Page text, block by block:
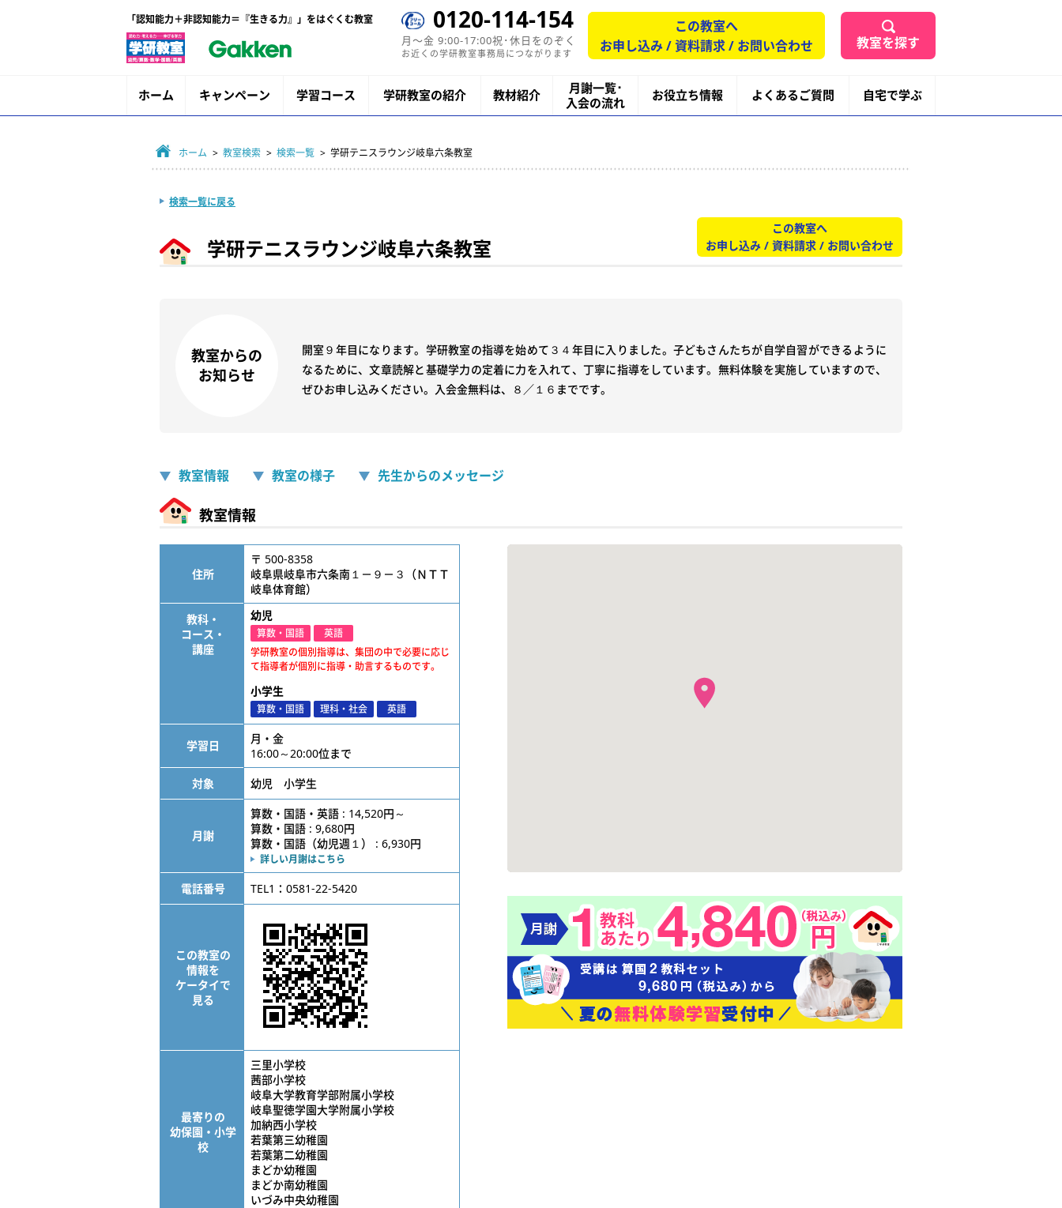
「認知能力＋非認知能力＝『生きる力』」をはぐくむ教室 0120-114-154
月〜金 9:00-17:00祝･休日をのぞく
お近くの学研教室事務局につながります
この教室へ
お申し込み / 資料請求 / お問い合わせ
教室を探す
ホーム キャンペーン 学習コース 学研教室の紹介 教材紹介
月謝一覧･
入会の流れ
お役立ち情報 よくあるご質問 自宅で学ぶ
ホーム > 教室検索 > 検索一覧 > 学研テニスラウンジ岐阜六条教室
検索一覧に戻る
学研テニスラウンジ岐阜六条教室
この教室へ
お申し込み / 資料請求 / お問い合わせ
教室からの
お知らせ
開室９年目になります。学研教室の指導を始めて３４年目に入りました。子どもさんたちが自学自習ができるように
なるために、文章読解と基礎学力の定着に力を入れて、丁寧に指導をしています。無料体験を実施していますので、
教室情報 教室の様子 先生からのメッセージ
教室情報
住所
〒 500-8358
岐阜県岐阜市六条南１－９－３（ＮＴＴ
岐阜体育館）
教科・
コース・
講座
幼児
算数・国語
英語
学研教室の個別指導は、集団の中で必要に応じ
て指導者が個別に指導・助言するものです。
小学生
算数・国語 理科・社会 英語
学習日
月・金
16:00～20:00位まで
対象
幼児 小学生
月謝
算数・国語・英語 : 14,520円～
算数・国語 : 9,680円
算数・国語（幼児週１） : 6,930円
詳しい月謝はこちら
電話番号 TEL1：0581-22-5420
この教室の
情報を
ケータイで
見る
最寄りの
幼保園・小学
校
三里小学校
茜部小学校
岐阜大学教育学部附属小学校
岐阜聖徳学園大学附属小学校
加納西小学校
若葉第三幼稚園
若葉第二幼稚園
まどか幼稚園
まどか南幼稚園
いづみ中央幼稚園